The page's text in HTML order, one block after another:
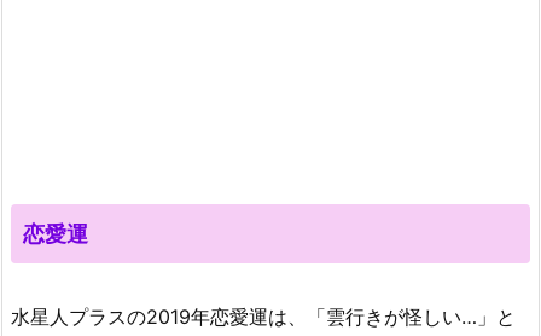
恋愛運
水星人プラスの2019年恋愛運は、「雲行きが怪しい…」と